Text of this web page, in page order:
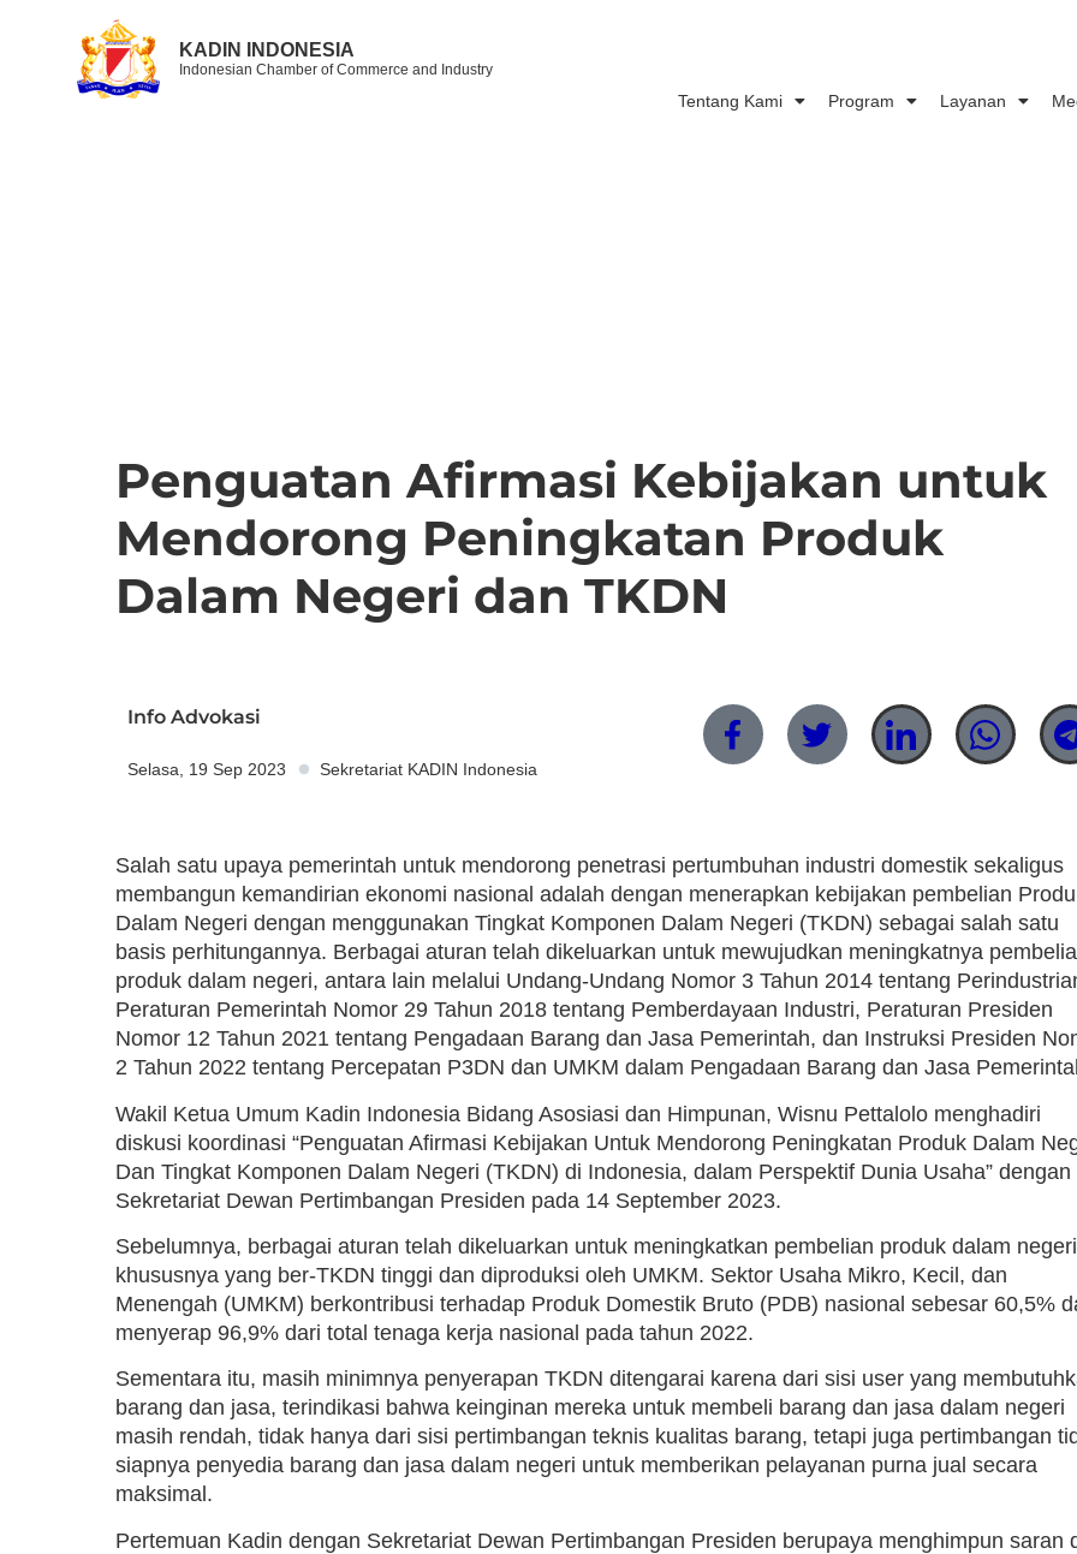
KADIN INDONESIA
Indonesian Chamber of Commerce and Industry
Tentang Kami Program Layanan
Penguatan Afirmasi Kebijakan untuk
Mendorong Peningkatan Produk
Dalam Negeri dan TKDN
Info Advokasi
Selasa, 19 Sep 2023 Sekretariat KADIN Indonesia
Salah satu upaya pemerintah untuk mendorong penetrasi pertumbuhan industri domestik sekaligus
membangun kemandirian ekonomi nasional adalah dengan menerapkan kebijakan pembelian
Dalam Negeri dengan menggunakan Tingkat Komponen Dalam Negeri (TKDN) sebagai salah satu
basis perhitungannya. Berbagai aturan telah dikeluarkan untuk mewujudkan meningkatnya
produk dalam negeri, antara lain melalui Undang-Undang Nomor 3 Tahun 2014 tentang
Peraturan Pemerintah Nomor 29 Tahun 2018 tentang Pemberdayaan Industri, Peraturan Presiden
Nomor 12 Tahun 2021 tentang Pengadaan Barang dan Jasa Pemerintah, dan Instruksi Presiden
2 Tahun 2022 tentang Percepatan P3DN dan UMKM dalam Pengadaan Barang dan Jasa
Wakil Ketua Umum Kadin Indonesia Bidang Asosiasi dan Himpunan, Wisnu Pettalolo menghadiri
diskusi koordinasi “Penguatan Afirmasi Kebijakan Untuk Mendorong Peningkatan Produk Dalam
Dan Tingkat Komponen Dalam Negeri (TKDN) di Indonesia, dalam Perspektif Dunia Usaha” dengan
Sekretariat Dewan Pertimbangan Presiden pada 14 September 2023.
Sebelumnya, berbagai aturan telah dikeluarkan untuk meningkatkan pembelian produk dalam
khususnya yang ber-TKDN tinggi dan diproduksi oleh UMKM. Sektor Usaha Mikro, Kecil, dan
Menengah (UMKM) berkontribusi terhadap Produk Domestik Bruto (PDB) nasional sebesar 60,5%
menyerap 96,9% dari total tenaga kerja nasional pada tahun 2022.
Sementara itu, masih minimnya penyerapan TKDN ditengarai karena dari sisi user yang
barang dan jasa, terindikasi bahwa keinginan mereka untuk membeli barang dan jasa dalam negeri
masih rendah, tidak hanya dari sisi pertimbangan teknis kualitas barang, tetapi juga pertimbangan
siapnya penyedia barang dan jasa dalam negeri untuk memberikan pelayanan purna jual secara
maksimal.
Pertemuan Kadin dengan Sekretariat Dewan Pertimbangan Presiden berupaya menghimpun saran